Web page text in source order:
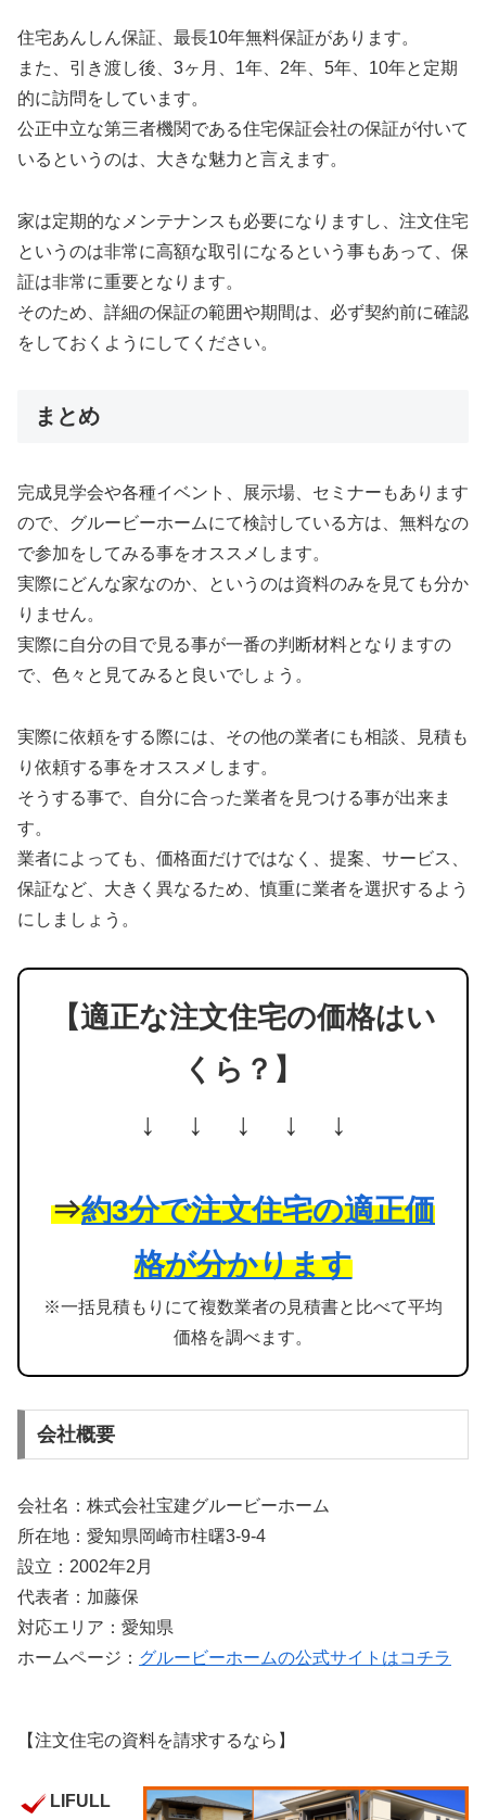
住宅あんしん保証、最長10年無料保証があります。
また、引き渡し後、3ヶ月、1年、2年、5年、10年と定期
的に訪問をしています。
公正中立な第三者機関である住宅保証会社の保証が付いて
いるというのは、大きな魅力と言えます。
家は定期的なメンテナンスも必要になりますし、注文住宅
というのは非常に高額な取引になるという事もあって、保
証は非常に重要となります。
そのため、詳細の保証の範囲や期間は、必ず契約前に確認
をしておくようにしてください。
まとめ
完成見学会や各種イベント、展示場、セミナーもあります
ので、グルービーホームにて検討している方は、無料なの
で参加をしてみる事をオススメします。
実際にどんな家なのか、というのは資料のみを見ても分か
りません。
実際に自分の目で見る事が一番の判断材料となりますの
で、色々と見てみると良いでしょう。
実際に依頼をする際には、その他の業者にも相談、見積も
り依頼する事をオススメします。
そうする事で、自分に合った業者を見つける事が出来ま
す。
業者によっても、価格面だけではなく、提案、サービス、
保証など、大きく異なるため、慎重に業者を選択するよう
にしましょう。
【適正な注文住宅の価格はい
くら？】
↓ ↓ ↓ ↓ ↓
⇒約3分で注文住宅の適正価
格が分かります
※一括見積もりにて複数業者の見積書と比べて平均
価格を調べます。
会社概要
会社名：株式会社宝建グルービーホーム
所在地：愛知県岡崎市柱曙3-9-4
設立：2002年2月
代表者：加藤保
対応エリア：愛知県
ホームページ： グルービーホームの公式サイトはコチラ
【注文住宅の資料を請求するなら】
LIFULL